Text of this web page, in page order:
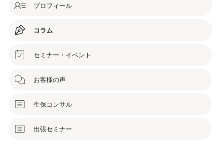
プロフィール
コラム
セミナー・イベント
お客様の声
生保コンサル
出張セミナー